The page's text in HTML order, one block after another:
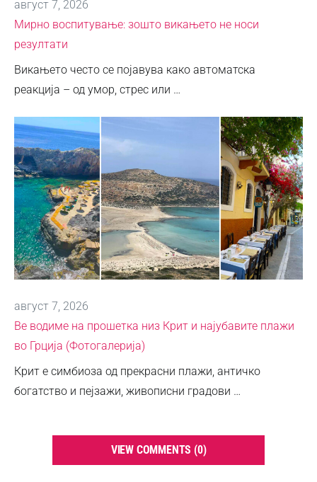
август 7, 2026
Мирно воспитување: зошто викањето не носи
резултати
Викањето често се појавува како автоматска
реакција – од умор, стрес или …
август 7, 2026
Ве водиме на прошетка низ Крит и најубавите плажи
во Грција (Фотогалерија)
Крит е симбиоза од прекрасни плажи, античко
богатство и пејзажи, живописни градови …
VIEW COMMENTS (0)